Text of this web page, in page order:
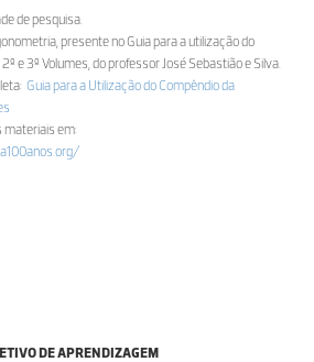
de pesquisa.
presente no Guia para a utilização do
e 3º Volumes, do professor José Sebastião e Silva.
Guia para a Utilização do Compêndio da
materiais em:
DE APRENDIZAGEM